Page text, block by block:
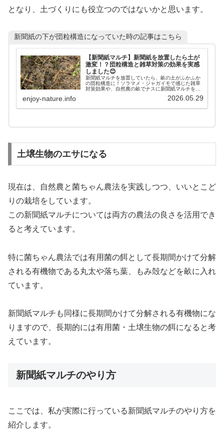
となり、土づくりにも役立つのではないかと思います。
新聞紙の下が団粒構造になっていた時の記事はこちら
【新聞紙マルチ】新聞紙を放置したら土が
激変！？団粒構造と雑草対策の効果を実感
しました😊
新聞紙マルチを放置していたら、畝の土がふかふか
の団粒構造に！ソラマメ・ジャガイモで感じた雑草
対策効果や、自然農の畝でナスに新聞紙マルチをし
enjoy-nature.info 2026.05.29
土壌生物のエサになる
現在は、自然農と菌ちゃん農法を実践しつつ、いいとこど
りの栽培をしています。
この新聞紙マルチについては両方の農法の良さを活用でき
ると考えています。
特に菌ちゃん農法では有用菌の餌として長期間かけて分解
される有機物である丸太や落ち葉、もみ殻などを畝に入れ
ています。
新聞紙マルチも同様に長期間かけて分解される有機物にな
りますので、長期的には有用菌・土壌生物の餌になると考
えています。
新聞紙マルチのやり方
ここでは、私が実際に行っている新聞紙マルチのやり方を
紹介します。